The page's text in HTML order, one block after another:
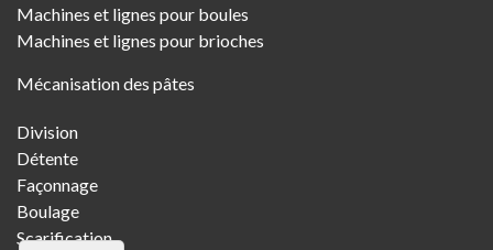
Machines et lignes pour boules
Machines et lignes pour brioches
Mécanisation des pâtes
Division
Détente
Façonnage
Boulage
Scarification